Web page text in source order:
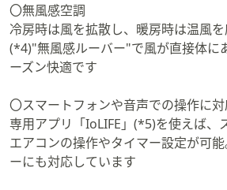
〇無風感空調
冷房時は風を拡散し、暖房時は温風
(*4)"無風感ルーバー"で風が直接体に
ーズン快適です
〇スマートフォンや音声での操作に
専用アプリ「IoLIFE」(*5)を使えば、
エアコンの操作やタイマー設定が可
ーにも対応しています